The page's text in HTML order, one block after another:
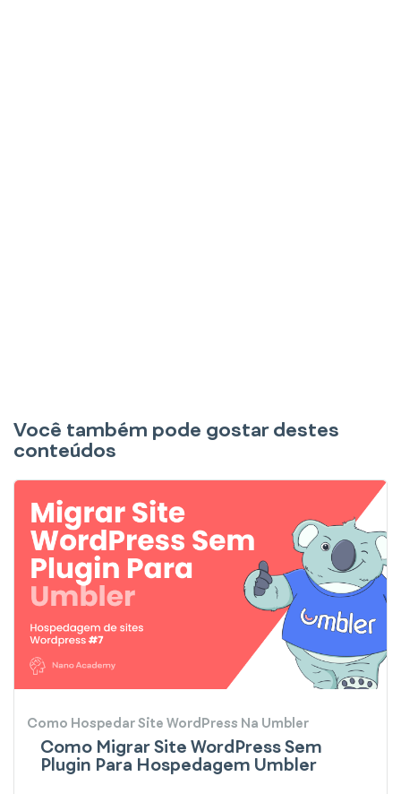
Você também pode gostar destes
conteúdos
Como Hospedar Site WordPress Na Umbler
Como Migrar Site WordPress Sem
Plugin Para Hospedagem Umbler